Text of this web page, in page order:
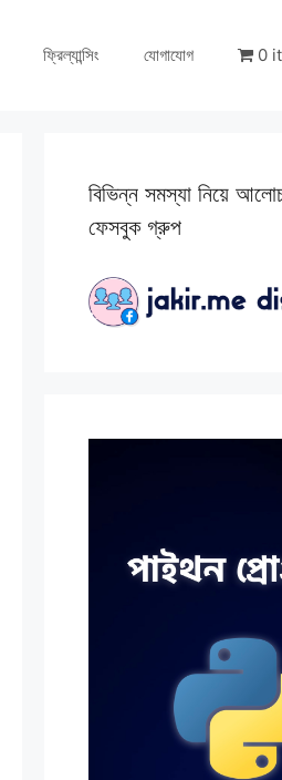
ফ্রিল্যান্সিং যোগাযোগ 0
বিভিন্ন সমস্যা নিয়ে
ফেসবুক গ্রুপ